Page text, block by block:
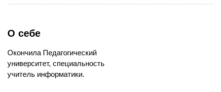
О себе
Окончила Педагогический
университет, специальность
учитель информатики.